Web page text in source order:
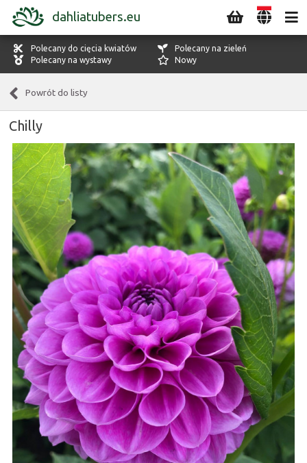
dahliatubers.eu
Polecany do cięcia kwiatów
Polecany na zieleń
Polecany na wystawy
Nowy
Powrót do listy
Chilly